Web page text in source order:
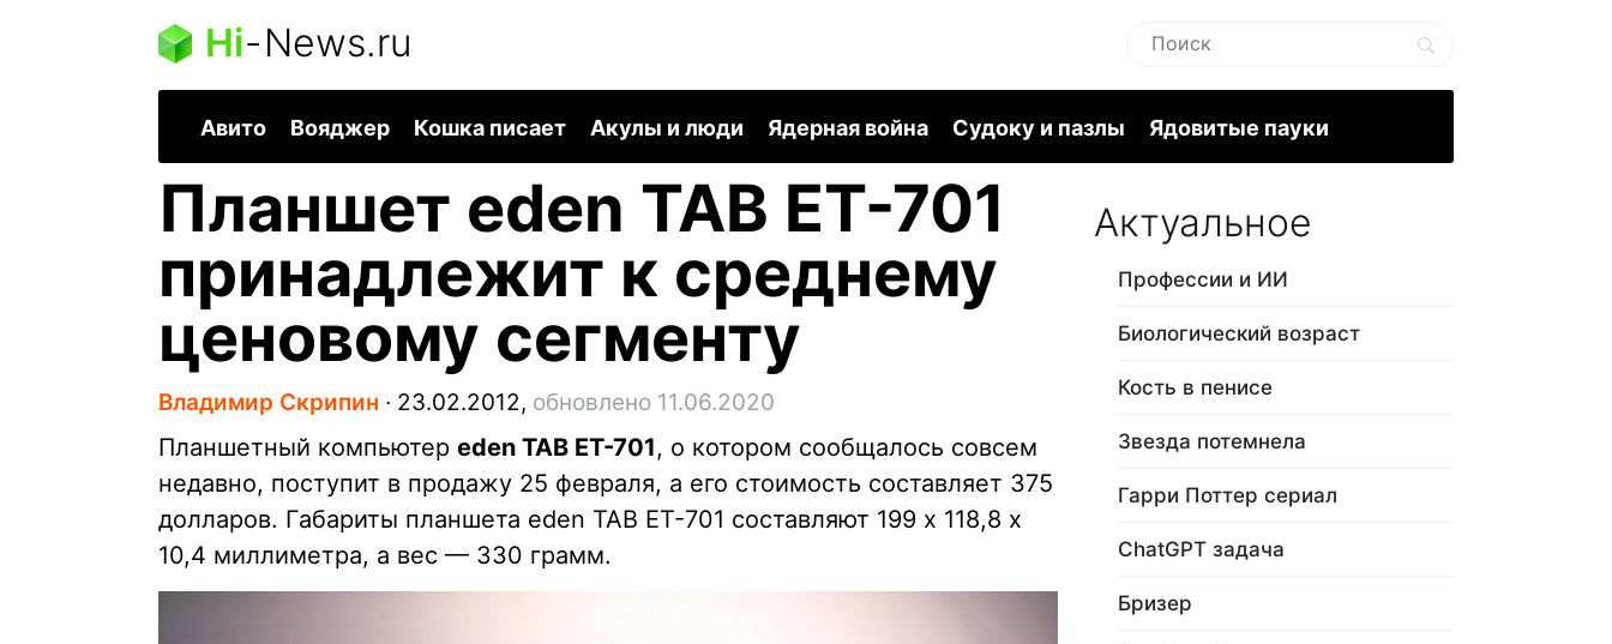
Hi-News.ru
Авито Вояджер Кошка писает Акулы и люди Ядерная война Судоку и пазлы Ядовитые пауки
Планшет eden TAB ET-701
принадлежит к среднему
ценовому сегменту
Владимир Скрипин ∙ 23.02.2012, обновлено 11.06.2020
Планшетный компьютер eden TAB ET-701, о котором сообщалось совсем
недавно, поступит в продажу 25 февраля, а его стоимость составляет 375
долларов. Габариты планшета eden TAB ET-701 составляют 199 х 118,8 х
10,4 миллиметра, а вес — 330 грамм.
Актуальное
Профессии и ИИ
Биологический возраст
Кость в пенисе
Звезда потемнела
Гарри Поттер сериал
ChatGPT задача
Бризер